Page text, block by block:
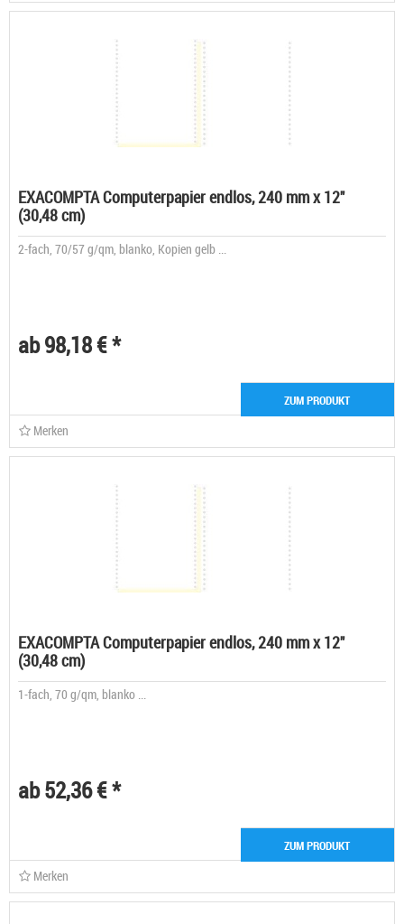
EXACOMPTA Computerpapier endlos, 240 mm x 12"
(30,48 cm)
2-fach, 70/57 g/qm, blanko, Kopien gelb ...
ab 98,18 € *
ZUM PRODUKT
Merken
EXACOMPTA Computerpapier endlos, 240 mm x 12"
(30,48 cm)
1-fach, 70 g/qm, blanko ...
ab 52,36 € *
ZUM PRODUKT
Merken